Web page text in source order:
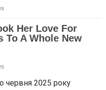
червня 2025 року